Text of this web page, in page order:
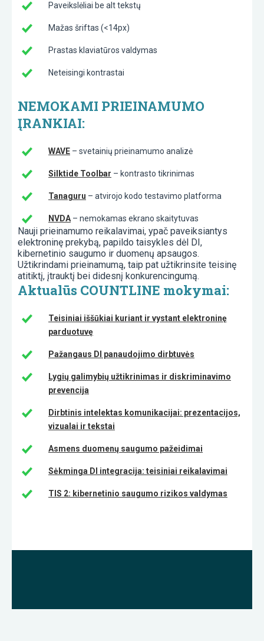
Paveikslėliai be alt tekstų
Mažas šriftas (<14px)
Prastas klaviatūros valdymas
Neteisingi kontrastai
NEMOKAMI PRIEINAMUMO
ĮRANKIAI:
WAVE – svetainių prieinamumo analizė
Silktide Toolbar – kontrasto tikrinimas
Tanaguru – atvirojo kodo testavimo platforma
NVDA – nemokamas ekrano skaitytuvas
Nauji prieinamumo reikalavimai, ypač paveiksiantys
elektroninę prekybą, papildo taisykles dėl DI,
kibernetinio saugumo ir duomenų apsaugos.
Užtikrindami prieinamumą, taip pat užtikrinsite teisinę
atitiktį, įtrauktį bei didesnį konkurencingumą.
Aktualūs COUNTLINE mokymai:
Teisiniai iššūkiai kuriant ir vystant elektroninę
parduotuvę
Pažangaus DI panaudojimo dirbtuvės
Lygių galimybių užtikrinimas ir diskriminavimo
prevencija
Dirbtinis intelektas komunikacijai: prezentacijos,
vizualai ir tekstai
Asmens duomenų saugumo pažeidimai
Sėkminga DI integracija: teisiniai reikalavimai
TIS 2: kibernetinio saugumo rizikos valdymas